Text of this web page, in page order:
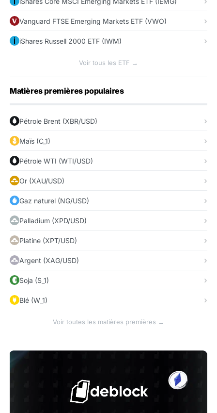
Vanguard FTSE Emerging Markets ETF (VWO)
iShares Russell 2000 ETF (IWM)
Voir tous les ETF →
Matières premières populaires
Pétrole Brent (XBR/USD)
Maïs (C_1)
Pétrole WTI (WTI/USD)
Or (XAU/USD)
Gaz naturel (NG/USD)
Palladium (XPD/USD)
Platine (XPT/USD)
Argent (XAG/USD)
Soja (S_1)
Blé (W_1)
Voir toutes les matières premières →